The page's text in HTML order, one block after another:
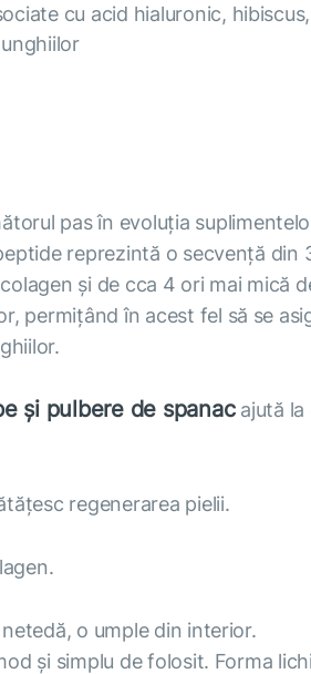
cu acid hialuronic,
pas în evoluția
reprezintă o secvență
și de cca 4 ori mai mică
permițând în acest fel să se
și pulbere de spanacajută la
regenerarea pielii.
o umple din interior.
și simplu de folosit. Forma